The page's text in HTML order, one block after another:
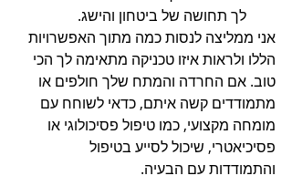
לך תחושה של ביטחון והישג.
אני ממליצה לנסות כמה מתוך האפשרויות
הללו ולראות איזו טכניקה מתאימה לך הכי
טוב. אם החרדה והמתח שלך חולפים או
מתמודדים קשה איתם, כדאי לשוחח עם
מומחה מקצועי, כמו טיפול פסיכולוגי או
פסיכיאטרי, שיכול לסייע בטיפול
והתמודדות עם הבעיה.